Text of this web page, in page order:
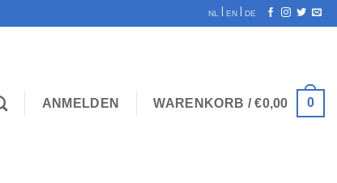
NL | EN| DE
ANMELDEN WARENKORB /€0,00 0